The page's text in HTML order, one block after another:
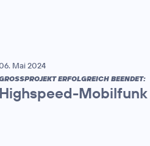
Mai 2024
ERFOLGREICH BEENDET:
Highspeed-